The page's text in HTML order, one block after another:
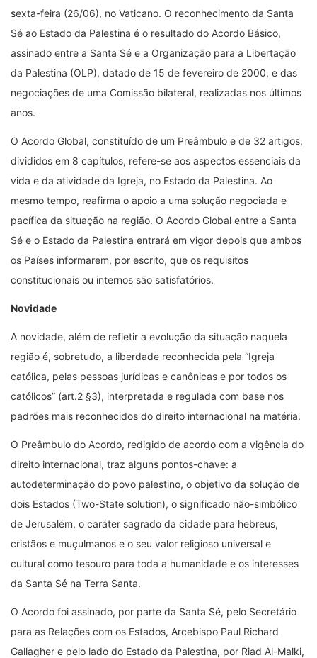
sexta-feira (26/06), no Vaticano. O reconhecimento da Santa
Sé ao Estado da Palestina é o resultado do Acordo Básico,
assinado entre a Santa Sé e a Organização para a Libertação
da Palestina (OLP), datado de 15 de fevereiro de 2000, e das
negociações de uma Comissão bilateral, realizadas nos últimos
anos.
O Acordo Global, constituído de um Preâmbulo e de 32 artigos,
divididos em 8 capítulos, refere-se aos aspectos essenciais da
vida e da atividade da Igreja, no Estado da Palestina. Ao
mesmo tempo, reafirma o apoio a uma solução negociada e
pacífica da situação na região. O Acordo Global entre a Santa
Sé e o Estado da Palestina entrará em vigor depois que ambos
os Países informarem, por escrito, que os requisitos
constitucionais ou internos são satisfatórios.
Novidade
A novidade, além de refletir a evolução da situação naquela
região é, sobretudo, a liberdade reconhecida pela “Igreja
católica, pelas pessoas jurídicas e canônicas e por todos os
católicos” (art.2 §3), interpretada e regulada com base nos
padrões mais reconhecidos do direito internacional na matéria.
O Preâmbulo do Acordo, redigido de acordo com a vigência do
direito internacional, traz alguns pontos-chave: a
autodeterminação do povo palestino, o objetivo da solução de
dois Estados (Two-State solution), o significado não-simbólico
de Jerusalém, o caráter sagrado da cidade para hebreus,
cristãos e muçulmanos e o seu valor religioso universal e
cultural como tesouro para toda a humanidade e os interesses
da Santa Sé na Terra Santa.
O Acordo foi assinado, por parte da Santa Sé, pelo Secretário
para as Relações com os Estados, Arcebispo Paul Richard
Gallagher e pelo lado do Estado da Palestina, por Riad Al-Malki,